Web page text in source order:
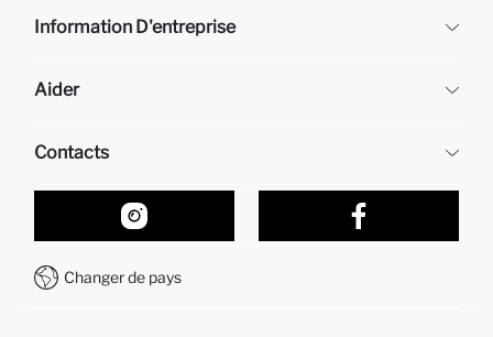
Information D'entreprise
À propos de nous
Aider
Retour et changement
Suivi de la Commande
Comment acheter sur DeFacto ?
Comment payer sur DeFacto?
Contacts
Nos Magasins
Formulaire de contact
Service Client +212 525 076 633
Changer de pays